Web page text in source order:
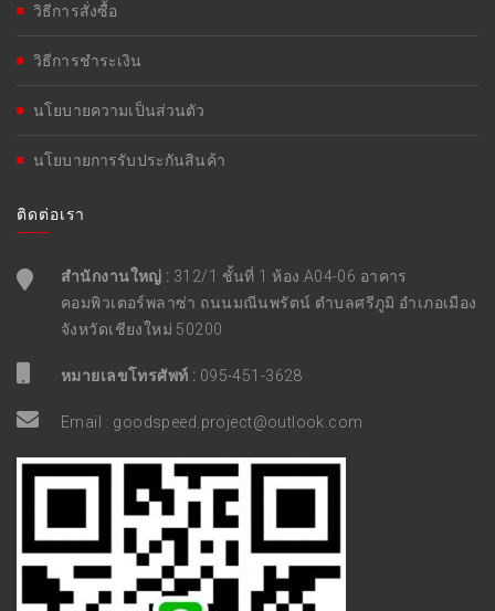
วิธีการสั่งซื้อ
วิธีการชำระเงิน
นโยบายความเป็นส่วนตัว
นโยบายการรับประกันสินค้า
ติดต่อเรา
สำนักงานใหญ่ : 312/1 ชั้นที่ 1 ห้อง A04-06 อาคาร
คอมพิวเตอร์พลาซ่า ถนนมณีนพรัตน์ ตำบลศรีภูมิ อำเภอเมือง
จังหวัดเชียงใหม่ 50200
หมายเลขโทรศัพท์ : 095-451-3628
Email : goodspeed.project@outlook.com